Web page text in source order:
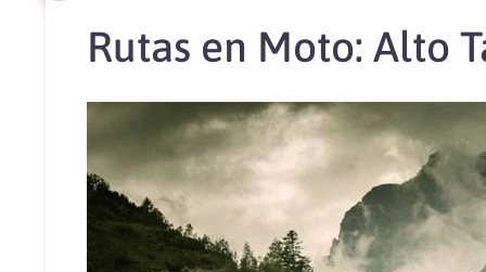
Rutas en Moto: Alto